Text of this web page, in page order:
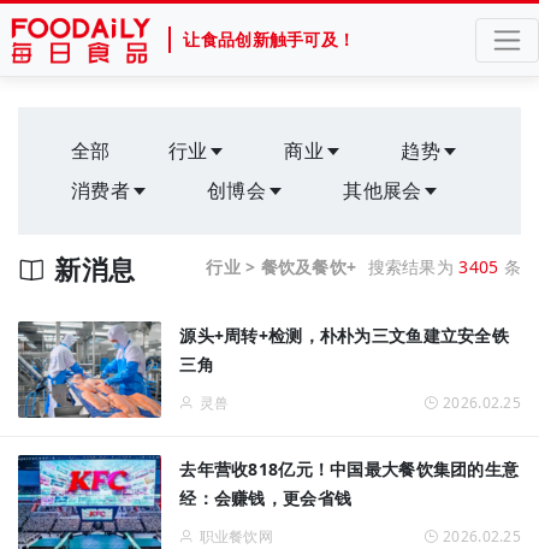
让食品创新触手可及！
全部 行业 商业
趋势
消费者
创博会 其他展会
行业 > 餐饮及餐饮+ 搜索结果为3405 条
新消息
源头+周转+检测，朴朴为三文鱼建立安全铁
三角
灵兽 2026.02.25
去年营收818亿元！中国最大餐饮集团的生意
经：会赚钱，更会省钱
职业餐饮网 2026.02.25